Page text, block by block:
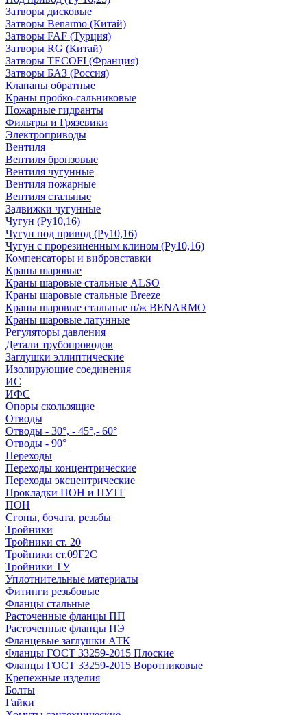
Затворы дисковые
Затворы Benarmo (Китай)
Затворы FAF (Турция)
Затворы RG (Китай)
Затворы TECOFI (Франция)
Затворы БАЗ (Россия)
Клапаны обратные
Краны пробко-сальниковые
Пожарные гидранты
Фильтры и Грязевики
Электроприводы
Вентиля
Вентиля бронзовые
Вентиля чугунные
Вентиля пожарные
Вентиля стальные
Задвижки чугунные
Чугун (Ру10,16)
Чугун под привод (Ру10,16)
Чугун с прорезиненным клином (Ру10,16)
Компенсаторы и вибровставки
Краны шаровые
Краны шаровые стальные ALSO
Краны шаровые стальные Breeze
Краны шаровые стальные н/ж BENARMO
Краны шаровые латунные
Регуляторы давления
Детали трубопроводов
Заглушки эллиптические
Изолирующие соединения
ИС
ИФС
Опоры скользящие
Отводы
Отводы - 30°, - 45°,- 60°
Отводы - 90°
Переходы
Переходы концентрические
Переходы эксцентрические
Прокладки ПОН и ПУТГ
ПОН
Сгоны, бочата, резьбы
Тройники
Тройники ст. 20
Тройники ст.09Г2С
Тройники ТУ
Уплотнительные материалы
Фитинги резьбовые
Фланцы стальные
Расточенные фланцы ПП
Расточенные фланцы ПЭ
Фланцевые заглушки АТК
Фланцы ГОСТ 33259-2015 Плоские
Фланцы ГОСТ 33259-2015 Воротниковые
Крепежные изделия
Болты
Гайки